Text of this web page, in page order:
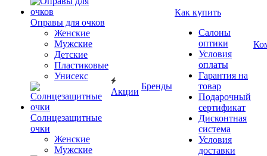
Оправы для очков
Женские
Мужские
Детские
Пластиковые
Унисекс
Солнцезащитные
очки
Женские
Мужские
Акции
Бренды
Как купить
Салоны
оптики
Условия
оплаты
Гарантия на
товар
Подарочный
сертификат
Дисконтная
система
Условия
доставки